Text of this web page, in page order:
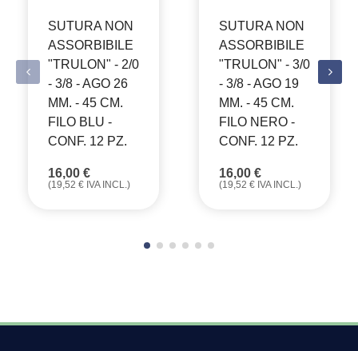
SUTURA NON
ASSORBIBILE
"TRULON" - 2/0
- 3/8 - AGO 26
MM. - 45 CM.
FILO BLU -
CONF. 12 PZ.
16,00 €
(19,52 € IVA INCL.)
SUTURA NON
ASSORBIBILE
"TRULON" - 3/0
- 3/8 - AGO 19
MM. - 45 CM.
FILO NERO -
CONF. 12 PZ.
16,00 €
(19,52 € IVA INCL.)